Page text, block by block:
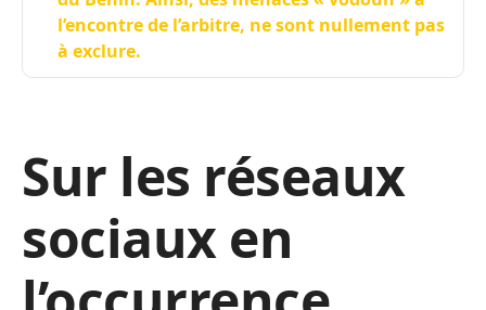
l’encontre de l’arbitre, ne sont nullement pas
à exclure.
Sur les réseaux
sociaux en